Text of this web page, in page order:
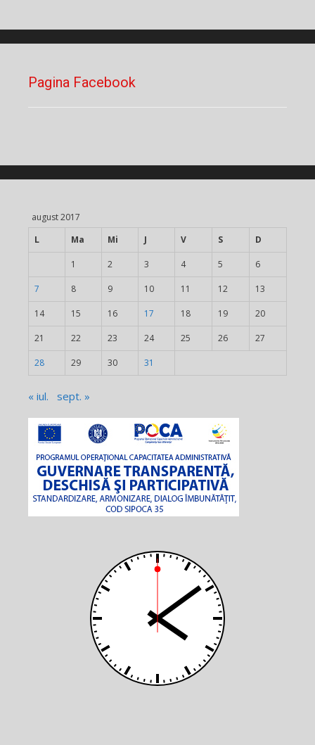
Pagina Facebook
august 2017
L
Ma Mi J V S D
1 2 3 4 5 6
7 8 9 10 11 12 13
14 15 16 17 18 19 20
21 22 23 24 25 26 27
28 29 30 31
« iul. sept. »